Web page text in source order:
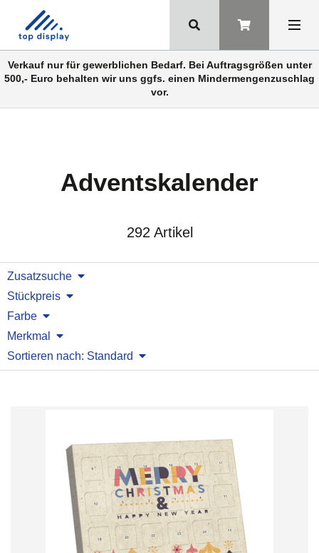
Verkauf nur für gewerblichen Bedarf. Bei Auftragsgrößen unter
500,- Euro behalten wir uns ggfs. einen Mindermengenzuschlag
vor.
Adventskalender
292 Artikel
Zusatzsuche
Stückpreis
Farbe
Merkmal
Sortieren nach: Standard